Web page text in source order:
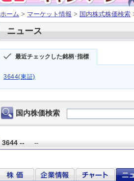
ホーム > マーケット情報 > 国内株式株価検索
ニュース
最近チェックした銘柄･指標
3644(東証)